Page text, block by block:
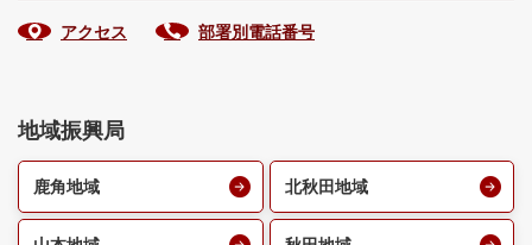
アクセス 部署別電話番号
地域振興局
鹿角地域 北秋田地域